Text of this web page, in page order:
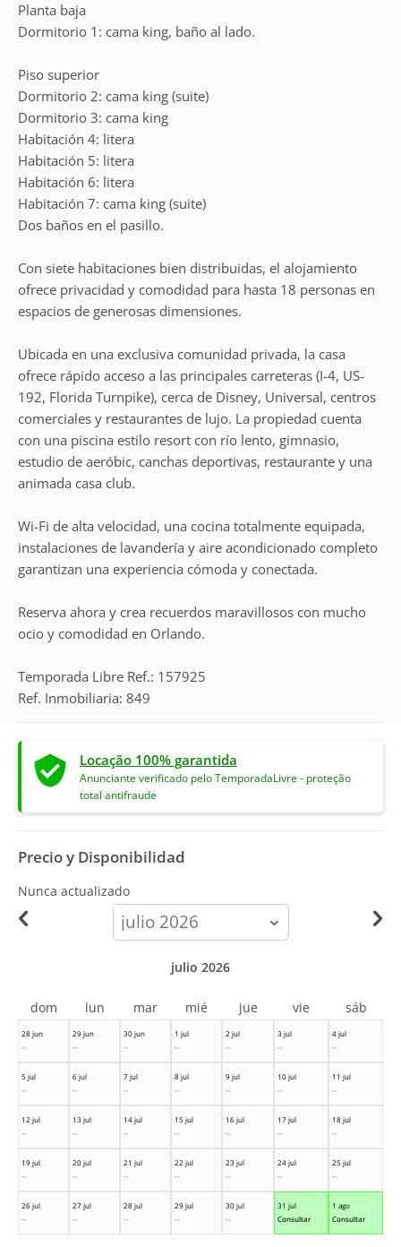
Planta baja
Dormitorio 1: cama king, baño al lado.
Piso superior
Dormitorio 2: cama king (suite)
Dormitorio 3: cama king
Habitación 4: litera
Habitación 5: litera
Habitación 6: litera
Habitación 7: cama king (suite)
Dos baños en el pasillo.
Con siete habitaciones bien distribuidas, el alojamiento
ofrece privacidad y comodidad para hasta 18 personas en
espacios de generosas dimensiones.
Ubicada en una exclusiva comunidad privada, la casa
ofrece rápido acceso a las principales carreteras (I-4, US-
192, Florida Turnpike), cerca de Disney, Universal, centros
comerciales y restaurantes de lujo. La propiedad cuenta
con una piscina estilo resort con río lento, gimnasio,
estudio de aeróbic, canchas deportivas, restaurante y una
animada casa club.
Wi-Fi de alta velocidad, una cocina totalmente equipada,
instalaciones de lavandería y aire acondicionado completo
garantizan una experiencia cómoda y conectada.
Reserva ahora y crea recuerdos maravillosos con mucho
ocio y comodidad en Orlando.
Temporada Libre Ref.: 157925
Ref. Inmobiliaria: 849
Locação 100% garantida
Anunciante verificado pelo TemporadaLivre - proteção
total antifraude
Precio y Disponibilidad
Nunca actualizado
calendar-
month
28 jun
--
29 jun
--
30 jun
--
1 jul
--
2 jul
--
3 jul
--
4 jul
--
5 jul
--
6 jul
--
7 jul
--
8 jul
--
9 jul
--
10 jul
--
11 jul
--
12 jul
--
13 jul
--
14 jul
--
15 jul
--
16 jul
--
17 jul
--
18 jul
--
19 jul
--
20 jul
--
21 jul
--
22 jul
--
23 jul
--
24 jul
--
25 jul
--
26 jul
--
27 jul
--
28 jul
--
29 jul
--
30 jul
--
31 jul
Consultar
1 ago
Consultar
julio 2026
dom lun mar mié jue vie sáb